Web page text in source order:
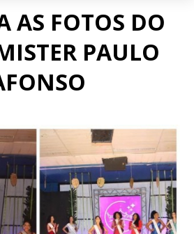
AS FOTOS DO
PAULO